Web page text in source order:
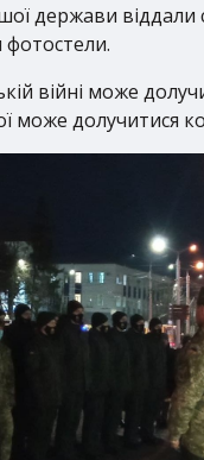
держави
фотостели.
війні може
може долучитися